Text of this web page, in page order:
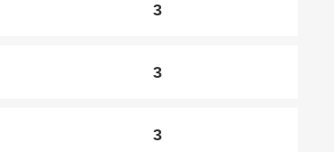
3
3
3